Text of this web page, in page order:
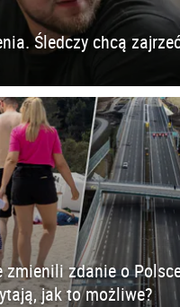
Śledczy chcą
zmienili zdanie o
jak to możliwe?